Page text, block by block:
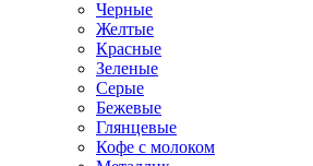
Черные
Желтые
Красные
Зеленые
Серые
Бежевые
Глянцевые
Кофе с молоком